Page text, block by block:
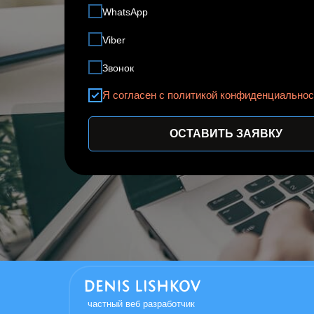
WhatsApp
Viber
Звонок
Я согласен с политикой
ОСТАВИТЬ ЗАЯВКУ
частный веб разработчик